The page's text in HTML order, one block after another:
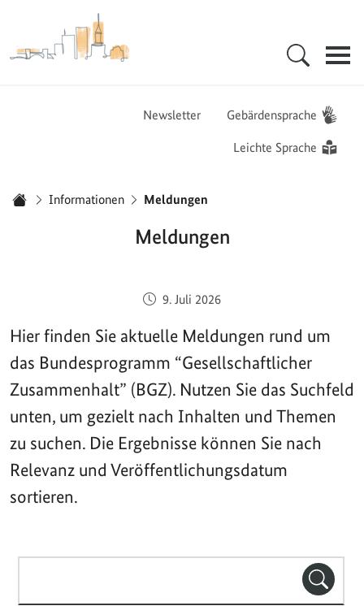
Zur Startseite - BGZ - Bundesamt für Migration und Flüchtlinge
Newsletter Gebärdensprache
Leichte Sprache
Informationen Meldungen
Meldungen
Veröffentlicht am:
9. Juli 2026
Hier finden Sie aktuelle Meldungen rund um
das Bundesprogramm “Gesellschaftlicher
Zusammenhalt” (BGZ). Nutzen Sie das Suchfeld
unten, um gezielt nach Inhalten und Themen
zu suchen. Die Ergebnisse können Sie nach
Relevanz und Veröffentlichungsdatum
sortieren.